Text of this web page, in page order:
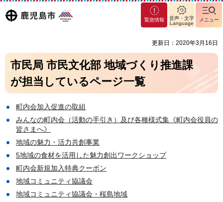
鹿児島
マグ
マシ
緊急情報
音声・文字
Language
メニュー
更新日：2020年3月16日
市民局 市民文化部 地域づくり推進課
が担当しているページ一覧
町内会加入促進の取組
みんなの町内会（活動の手引き）及び各種様式集《町内会役員の
皆さまへ》
地域の魅力・活力共創事業
5地域の食材を活用した魅力創出ワークショップ
町内会新規加入特典クーポン
地域コミュニティ協議会
地域コミュニティ協議会・桜島地域